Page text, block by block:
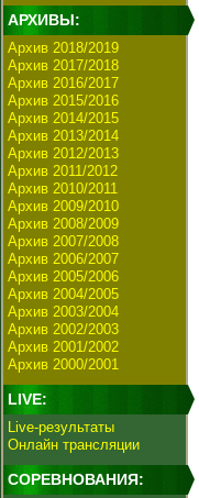
АРХИВЫ:
Архив 2018/2019
Архив 2017/2018
Архив 2016/2017
Архив 2015/2016
Архив 2014/2015
Архив 2013/2014
Архив 2012/2013
Архив 2011/2012
Архив 2010/2011
Архив 2009/2010
Архив 2008/2009
Архив 2007/2008
Архив 2006/2007
Архив 2005/2006
Архив 2004/2005
Архив 2003/2004
Архив 2002/2003
Архив 2001/2002
Архив 2000/2001
LIVE:
Live-результаты
Онлайн трансляции
СОРЕВНОВАНИЯ: